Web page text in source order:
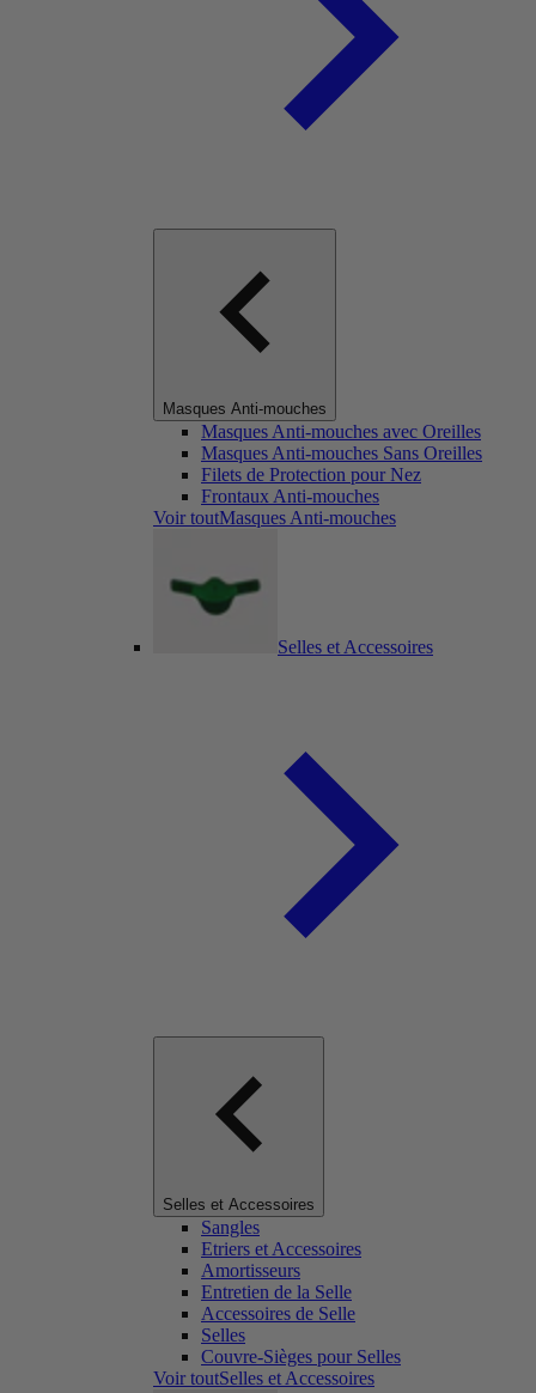
Masques Anti-mouches
Masques Anti-mouches avec Oreilles
Masques Anti-mouches Sans Oreilles
Filets de Protection pour Nez
Frontaux Anti-mouches
Voir toutMasques Anti-mouches
Selles et Accessoires
Selles et Accessoires
Sangles
Etriers et Accessoires
Amortisseurs
Entretien de la Selle
Accessoires de Selle
Selles
Couvre-Sièges pour Selles
Voir toutSelles et Accessoires